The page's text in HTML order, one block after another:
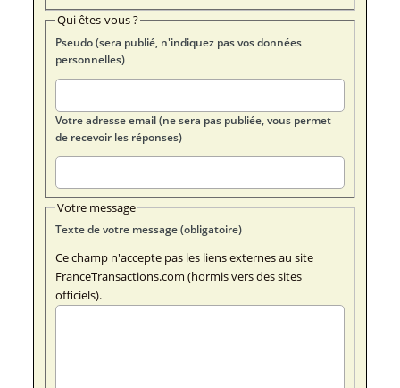
Qui êtes-vous ?
Pseudo (sera publié, n'indiquez pas vos données
personnelles)
Votre adresse email (ne sera pas publiée, vous permet
de recevoir les réponses)
Votre message
Texte de votre message (obligatoire)
Ce champ n'accepte pas les liens externes au site
FranceTransactions.com (hormis vers des sites
officiels).